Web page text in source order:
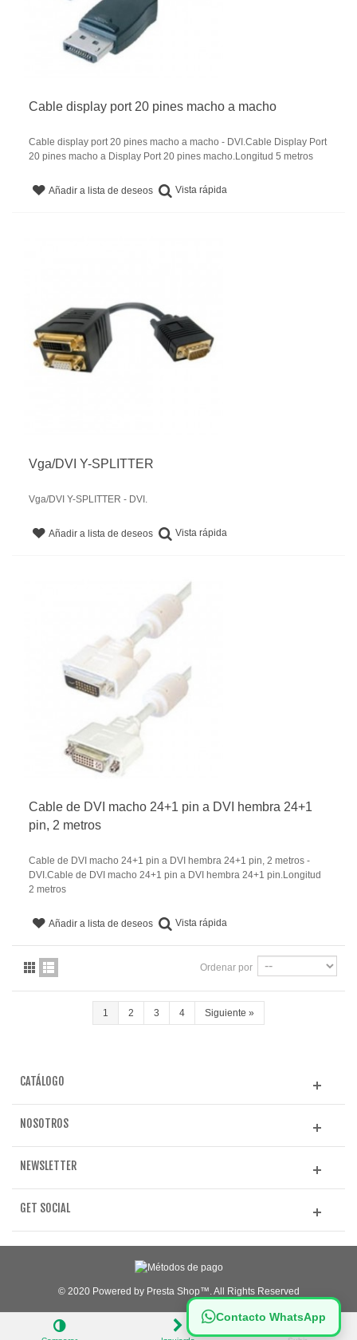
Cable display port 20 pines macho a macho
Cable display port 20 pines macho a macho - DVI.Cable Display Port
20 pines macho a Display Port 20 pines macho.Longitud 5 metros
Añadir a lista de deseos Vista rápida
Vga/DVI Y-SPLITTER
Vga/DVI Y-SPLITTER - DVI.
Añadir a lista de deseos Vista rápida
Cable de DVI macho 24+1 pin a DVI hembra 24+1
pin, 2 metros
Cable de DVI macho 24+1 pin a DVI hembra 24+1 pin, 2 metros -
DVI.Cable de DVI macho 24+1 pin a DVI hembra 24+1 pin.Longitud
2 metros
Añadir a lista de deseos Vista rápida
Ordenar por
1 2 3 4 Siguiente »
CATÁLOGO
NOSOTROS
NEWSLETTER
GET SOCIAL
Contacto WhatsApp
© 2020 Powered by Presta Shop™. All Rights Reserved